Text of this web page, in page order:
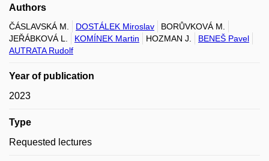
Authors
ČÁSLAVSKÁ M. DOSTÁLEK Miroslav
BORŮVKOVÁ M.
JEŘÁBKOVÁ L.
KOMÍNEK Martin HOZMAN J.
BENEŠ Pavel
AUTRATA Rudolf
Year of publication
2023
Type
Requested lectures